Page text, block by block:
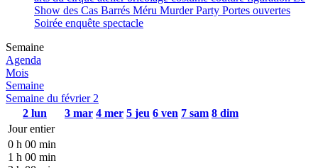
Show des Cas Barrés Méru Murder Party Portes ouvertes
Soirée enquête spectacle
Semaine
Agenda
Mois
Semaine
Semaine du février 2
2 lun 3 mar 4 mer 5 jeu 6 ven 7 sam 8 dim
Jour entier
0 h 00 min
1 h 00 min